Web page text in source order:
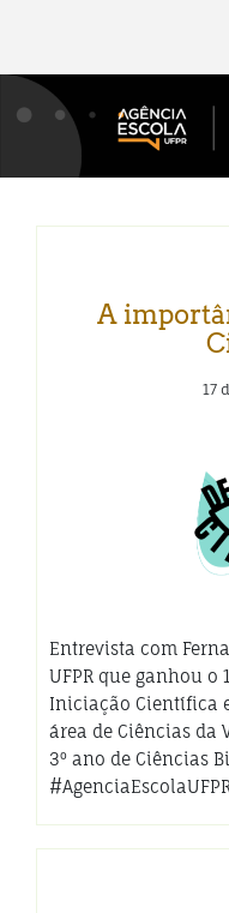
A
17
Entrevista com
UFPR que ganhou o
Iniciação Científica
área de Ciências da
3º ano de Ciências
#AgenciaEscolaUFPR